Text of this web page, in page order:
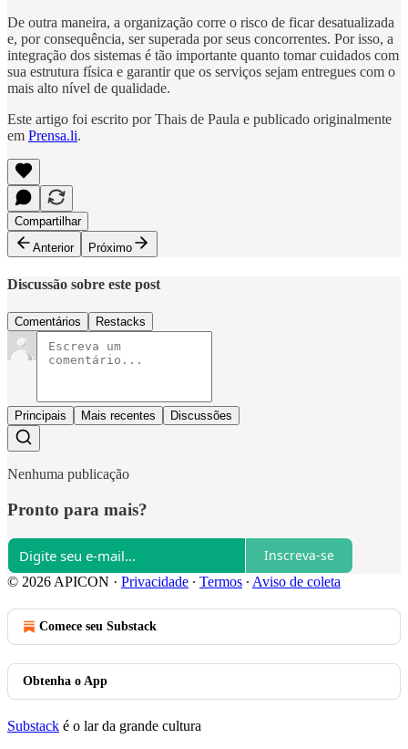
De outra maneira, a organização corre o risco de ficar desatualizada
e, por consequência, ser superada por seus concorrentes. Por isso, a
integração dos sistemas é tão importante quanto tomar cuidados com
sua estrutura física e garantir que os serviços sejam entregues com o
mais alto nível de qualidade.
Este artigo foi escrito por Thais de Paula e publicado originalmente
em Prensa.li.
Compartilhar
Anterior
Próximo
Discussão sobre este post
Comentários Restacks
Principais Mais recentes Discussões
Nenhuma publicação
Pronto para mais?
Inscreva-se
© 2026 APICON · Privacidade ∙ Termos ∙ Aviso de coleta
Comece seu Substack
Obtenha o App
Substack é o lar da grande cultura